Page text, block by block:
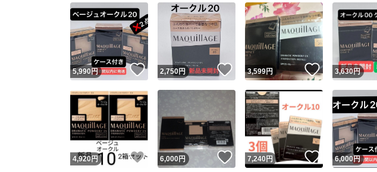
5,990円 いいね！
2,750円 いいね！
3,599円 いいね！
3,630円
4,920円 いいね！
6,000円 いいね！
7,240 円 いいね！
6,000円